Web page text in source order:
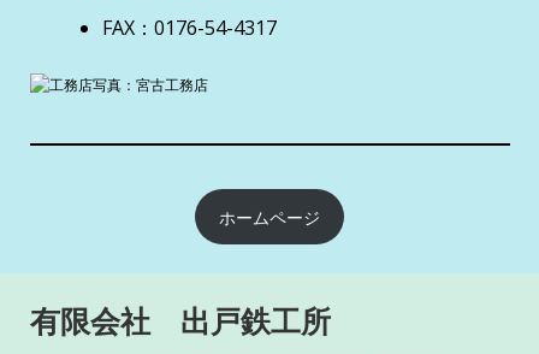
FAX：0176-54-4317
ホームページ
有限会社 出戸鉄工所